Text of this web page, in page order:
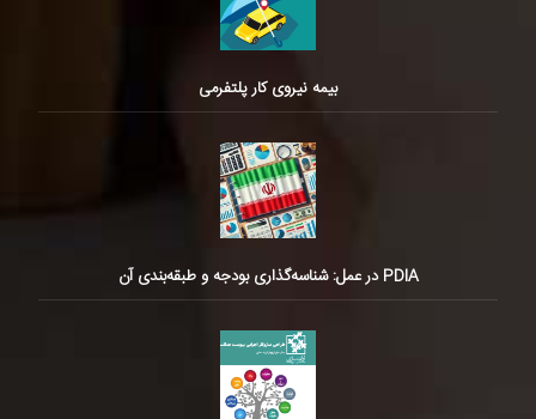
بیمه نیروی کار پلتفرمی
PDIA در عمل: شناسه‌گذاری بودجه و طبقه‌بندی آن